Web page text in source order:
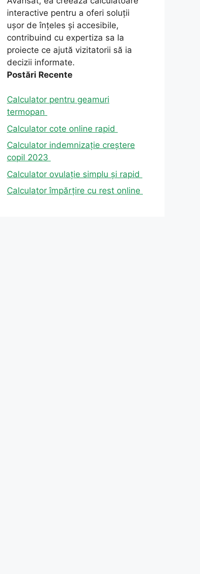
interactive pentru a oferi soluții
ușor de înțeles și accesibile,
contribuind cu expertiza sa la
proiecte ce ajută vizitatorii să ia
decizii informate.
Postări Recente
Calculator pentru geamuri
termopan
Calculator cote online rapid
Calculator indemnizație creștere
copil 2023
Calculator ovulație simplu și rapid
Calculator împărțire cu rest online